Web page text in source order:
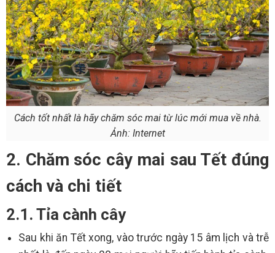
Cách tốt nhất là hãy chăm sóc mai từ lúc mới mua về nhà.
Ảnh: Internet
2. Chăm sóc cây mai sau Tết đúng
cách và chi tiết
2.1. Tỉa cành cây
Sau khi ăn Tết xong, vào trước ngày 15 âm lịch và trễ